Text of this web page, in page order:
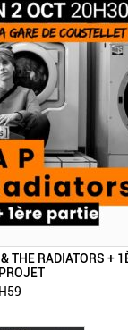
THE RADIATORS +